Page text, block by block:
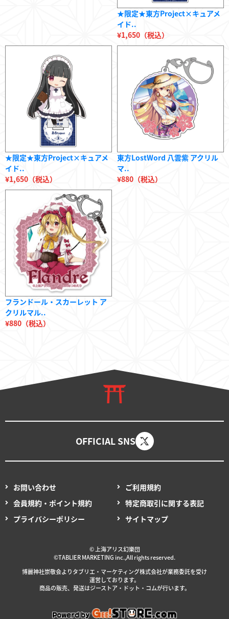
★限定★東方Project×キュアメ
イド..
¥1,650（税込）
★限定★東方Project×キュアメ
イド..
¥1,650（税込）
東方LostWord 八雲紫 アクリル
マ..
¥880（税込）
フランドール・スカーレット ア
クリルマル..
¥880（税込）
OFFICIAL SNS
お問い合わせ
ご利用規約
会員規約・ポイント規約
特定商取引に関する表記
プライバシーポリシー
サイトマップ
© 上海アリス幻樂団
©TABLIER MARKETING inc.,All rights reserved.
博麗神社崇敬会よりタブリエ・マーケティング株式会社が業務委託を受け
運営しております。
商品の販売、発送はジーストア・ドット・コムが行います。